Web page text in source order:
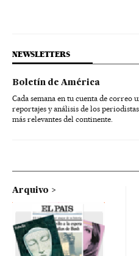
NEWSLETTERS
Boletín de América
Cada semana en tu cuenta de correo
reportajes y análisis de los
más relevantes del continente.
Arquivo